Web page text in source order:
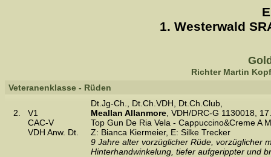
1. Westerwald
Richter Martin
Veteranenklasse - Rüden
2.
V1
CAC-V
VDH Anw. Dt.
Dt.Jg-Ch., Dt.Ch.VDH, Dt.Ch.Club,
Meallan Allanmore , VDH/DRC-G 1130018,
Top Gun De Ria Vela - Cappuccino&Creme A
Z: Bianca Kiermeier, E: Silke Trecker
9 Jahre alter vorzüglicher Rüde, vorzüglicher
Hinterhandwinkelung, tiefer aufgerippter und